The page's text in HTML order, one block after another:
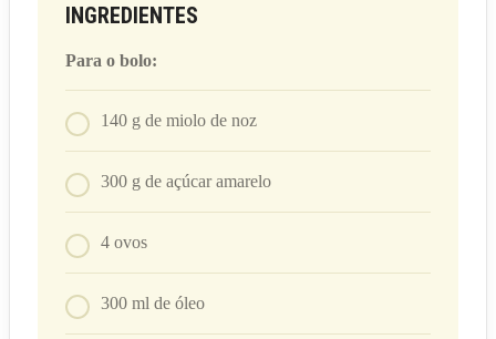
INGREDIENTES
Para o bolo:
140 g de miolo de noz
300 g de açúcar amarelo
4 ovos
300 ml de óleo